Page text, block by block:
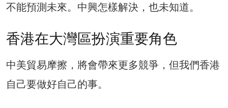
不能預測未來。中興怎樣解決，也未知道。
香港在大灣區扮演重要角色
中美貿易摩擦，將會帶來更多競爭，但我們香港
自己要做好自己的事。